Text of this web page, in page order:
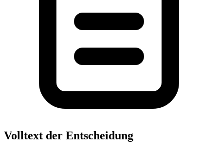
Volltext der Entscheidung